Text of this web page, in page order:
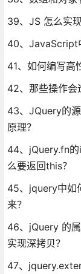
39、JS 怎么实
40、JavaScript
41、如何编写高
42、那些操作会
43、JQuery的
原理？
44、jQuery.fn
么要返回this？
45、jquery中如
来？
46、jQuery 的
实现深拷贝？
47、